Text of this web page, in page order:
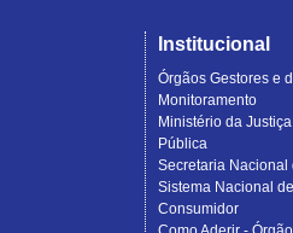
Institucional
Órgãos Gestores e
Monitoramento
Ministério da
Pública
Secretaria Nacional
Sistema Nacional
Consumidor